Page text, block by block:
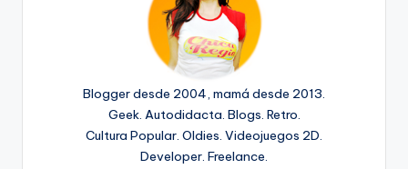
Blogger desde 2004, mamá desde 2013.
Geek. Autodidacta. Blogs. Retro.
Cultura Popular. Oldies. Videojuegos 2D.
Developer. Freelance.